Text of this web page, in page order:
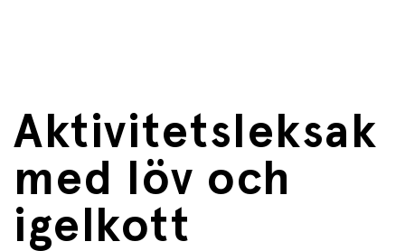
Aktivitetsleksak
med löv och
igelkott